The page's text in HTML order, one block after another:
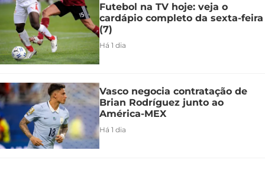
Futebol na TV hoje: veja o
cardápio completo da sexta-feira
(7)
Há 1 dia
Vasco negocia contratação de
Brian Rodríguez junto ao
América-MEX
Há 1 dia